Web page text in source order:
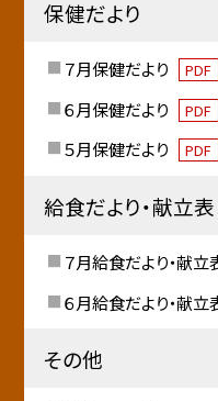
保健だより
７月保健だより PDF
６月保健だより
PDF
５月保健だより PDF
給食だより・献立表
７月給食だより・献立
６月給食だより・献立
その他